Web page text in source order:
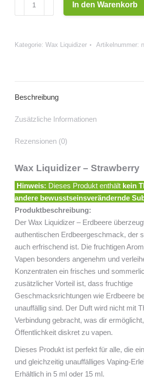
Menge
In den Warenkorb
Kategorie: Wax Liquidizer Artikelnummer:
Beschreibung
Zusätzliche Informationen
Rezensionen (0)
Wax Liquidizer – Strawberry
Hinweis: Dieses Produkt enthält kein
andere bewusstseinsverändernde
Produktbeschreibung:
Der Wax Liquidizer – Erdbeere
authentischen Erdbeergeschmack, der
auch erfrischend ist. Die fruchtigen
Vapen besonders angenehm und
Konzentraten ein frisches und
zusätzlicher Vorteil ist, dass fruchtige
Geschmacksrichtungen wie Erdbeere
unauffällig sind. Der Duft wird nicht mit
Verbindung gebracht, was dir
Öffentlichkeit diskret zu vapen.
Dieses Produkt ist perfekt für alle, die
und gleichzeitig unauffälliges Vaping-
Erhältlich in 5 ml oder 15 ml.